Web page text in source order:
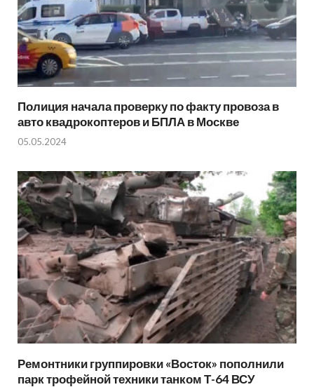
Полиция начала проверку по факту провоза в
авто квадрокоптеров и БПЛА в Москве
05.05.2024
Ремонтники группировки «Восток» пополнили
парк трофейной техники танком Т-64 ВСУ